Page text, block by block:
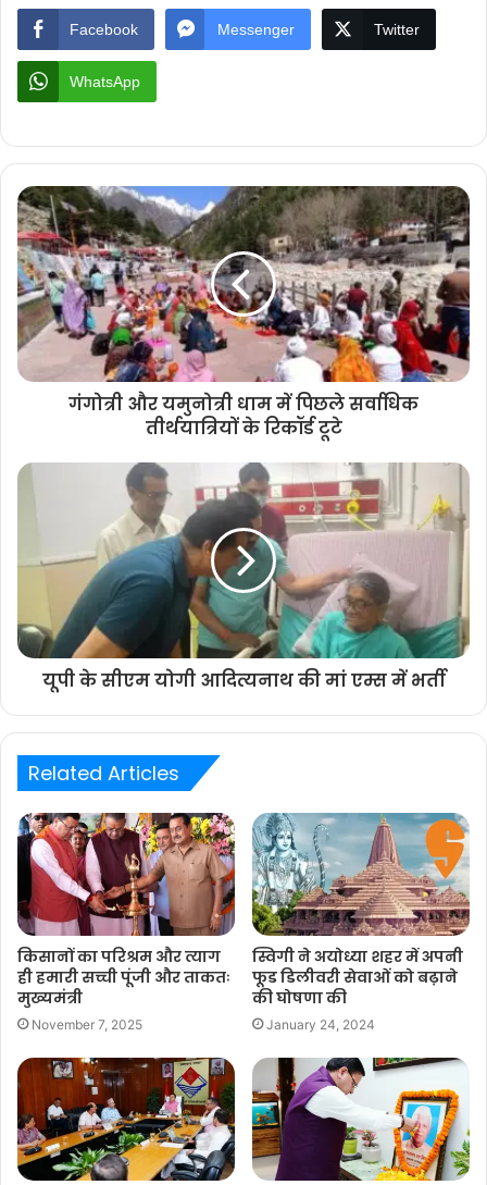
Facebook Messenger Twitter
WhatsApp
गंगोत्री और यमुनोत्री धाम में पिछले सर्वाधिक
तीर्थयात्रियों के रिकॉर्ड टूटे
यूपी के सीएम योगी आदित्यनाथ की मां एम्स में भर्ती
Related Articles
किसानों का परिश्रम और त्याग
ही हमारी सच्ची पूंजी और ताकतः
मुख्यमंत्री
November 7, 2025
स्विगी ने अयोध्या शहर में अपनी
फूड डिलीवरी सेवाओं को बढ़ाने
की घोषणा की
January 24, 2024